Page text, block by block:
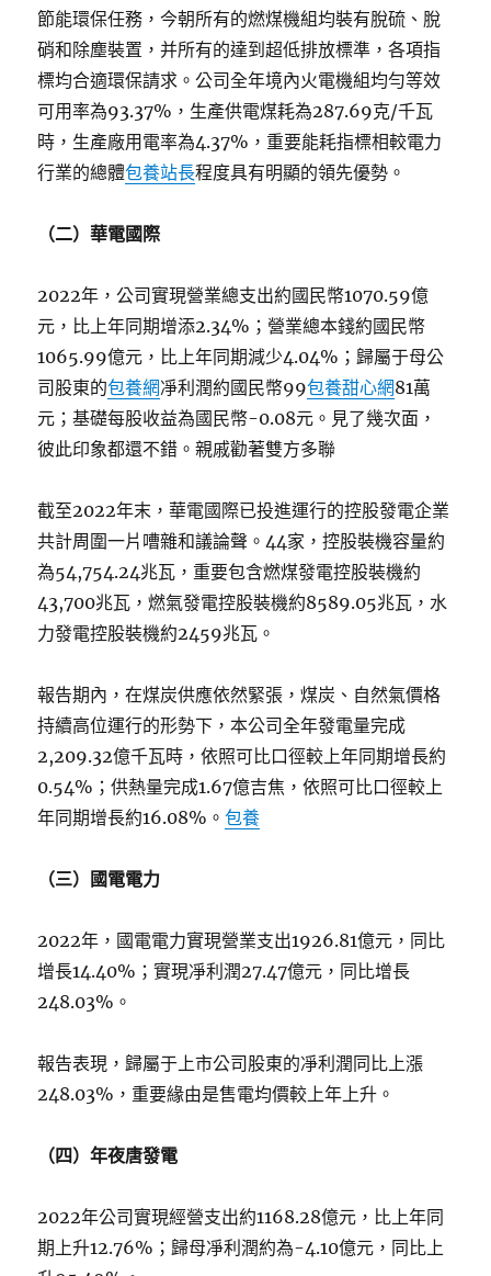
節能環保任務，今朝所有的燃煤機組均裝有脫硫、脫
硝和除塵裝置，并所有的達到超低排放標準，各項指
標均合適環保請求。公司全年境內火電機組均勻等效
可用率為93.37%，生產供電煤耗為287.69克/千瓦
時，生產廠用電率為4.37%，重要能耗指標相較電力
行業的總體包養站長程度具有明顯的領先優勢。
（二）華電國際
2022年，公司實現營業總支出約國民幣1070.59億
元，比上年同期增添2.34%；營業總本錢約國民幣
1065.99億元，比上年同期減少4.04%；歸屬于母公
司股東的包養網凈利潤約國民幣99包養甜心網81萬
元；基礎每股收益為國民幣-0.08元。見了幾次面，
彼此印象都還不錯。親戚勸著雙方多聯
截至2022年末，華電國際已投進運行的控股發電企業
共計周圍一片嘈雜和議論聲。44家，控股裝機容量約
為54,754.24兆瓦，重要包含燃煤發電控股裝機約
43,700兆瓦，燃氣發電控股裝機約8589.05兆瓦，水
力發電控股裝機約2459兆瓦。
報告期內，在煤炭供應依然緊張，煤炭、自然氣價格
持續高位運行的形勢下，本公司全年發電量完成
2,209.32億千瓦時，依照可比口徑較上年同期增長約
0.54%；供熱量完成1.67億吉焦，依照可比口徑較上
年同期增長約16.08%。包養
（三）國電電力
2022年，國電電力實現營業支出1926.81億元，同比
增長14.40%；實現凈利潤27.47億元，同比增長
248.03%。
報告表現，歸屬于上市公司股東的凈利潤同比上漲
248.03%，重要緣由是售電均價較上年上升。
（四）年夜唐發電
2022年公司實現經營支出約1168.28億元，比上年同
期上升12.76%；歸母凈利潤約為-4.10億元，同比上